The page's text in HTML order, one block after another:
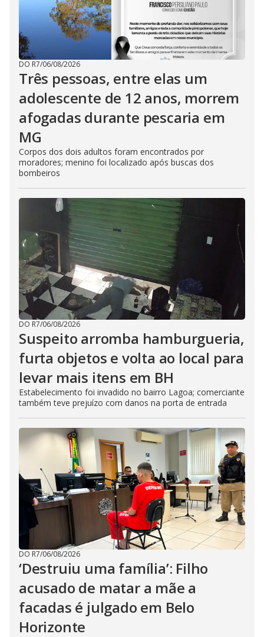
DO R7/06/08/2026
Três pessoas, entre elas um
adolescente de 12 anos, morrem
afogadas durante pescaria em
MG
Corpos dos dois adultos foram encontrados por
moradores; menino foi localizado após buscas dos
bombeiros
DO R7/06/08/2026
Suspeito arromba hamburgueria,
furta objetos e volta ao local para
levar mais itens em BH
Estabelecimento foi invadido no bairro Lagoa; comerciante
também teve prejuízo com danos na porta de entrada
DO R7/06/08/2026
‘Destruiu uma família’: Filho
acusado de matar a mãe a
facadas é julgado em Belo
Horizonte